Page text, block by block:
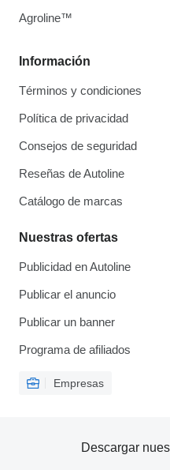
Información
Términos y condiciones
Política de privacidad
Consejos de seguridad
Reseñas de Autoline
Catálogo de marcas
Nuestras ofertas
Publicidad en Autoline
Publicar el anuncio
Publicar un banner
Programa de afiliados
Empresas
Agroline™
Descargar